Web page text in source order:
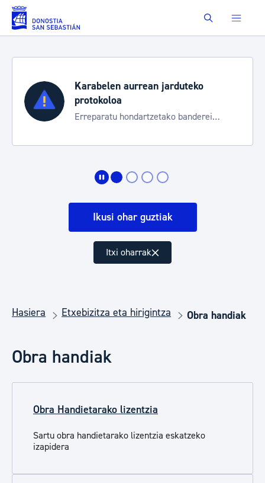
Eduki nagusira joan Buscar
Karabelen aurrean jarduteko
protokoloa
Erreparatu hondartzetako banderei
Ikusi ohar guztiak
Itxi oharrak
Hasiera Etxebizitza eta hirigintza Obra handiak
Obra handiak
Obra Handietarako lizentzia
Sartu obra handietarako lizentzia eskatzeko
izapidera